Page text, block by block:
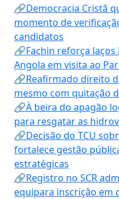
🔗Democracia Cristã
momento de
candidatos
🔗Fachin reforça
Angola em visita ao
🔗Reafirmado direito
mesmo com quitação
🔗À beira do apagão
para resgatar as
🔗Decisão do TCU
fortalece gestão
estratégicas
🔗Registro no SCR
equipara inscrição em